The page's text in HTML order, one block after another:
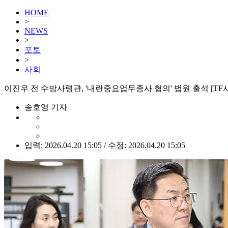
HOME
>
NEWS
>
포토
>
사회
이진우 전 수방사령관, '내란중요업무종사 혐의' 법원 출석 [TF
송호영 기자
입력: 2026.04.20 15:05 / 수정: 2026.04.20 15:05